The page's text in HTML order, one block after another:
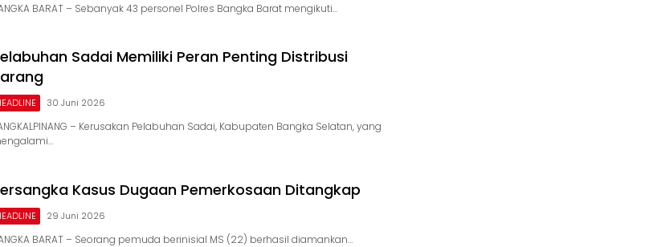
BARAT – Sebanyak 43 personel Polres Bangka Barat mengikuti…
Sadai Memiliki Peran Penting Distribusi
30 Juni 2026
– Kerusakan Pelabuhan Sadai, Kabupaten Bangka Selatan, yang
Kasus Dugaan Pemerkosaan Ditangkap
29 Juni 2026
BARAT – Seorang pemuda berinisial MS (22) berhasil diamankan…